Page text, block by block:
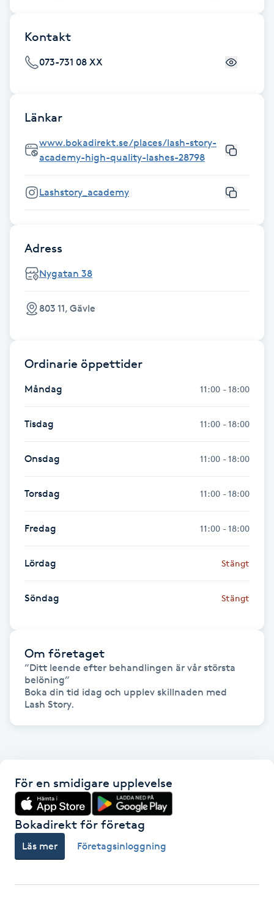
Friskvårdsmassage
Frisör
Gel naglar
Gelenaglar
Gellack
Gravidmassage
Gravidyoga
Gruppträning
Gua Sha-massage
Hatha Yoga
Hollywood Peel
Hot Stone Massage
Hudföryngring
Huduppstramning
Hudvård
Hyaluronsyra
Kontakt
073-731 08 XX
Länkar
www.bokadirekt.se/places/lash-story-
academy-high-quality-lashes-28798
Lashstory_academy
Adress
Nygatan 38
803 11, Gävle
Ordinarie öppettider
Måndag 11:00 - 18:00
Tisdag 11:00 - 18:00
Onsdag 11:00 - 18:00
Torsdag 11:00 - 18:00
Fredag 11:00 - 18:00
Lördag Stängt
Söndag Stängt
Om företaget
”Ditt leende efter behandlingen är vår största
belöning”
Boka din tid idag och upplev skillnaden med
Lash Story.
För en smidigare upplevelse
Bokadirekt för företag
Läs mer Företagsinloggning